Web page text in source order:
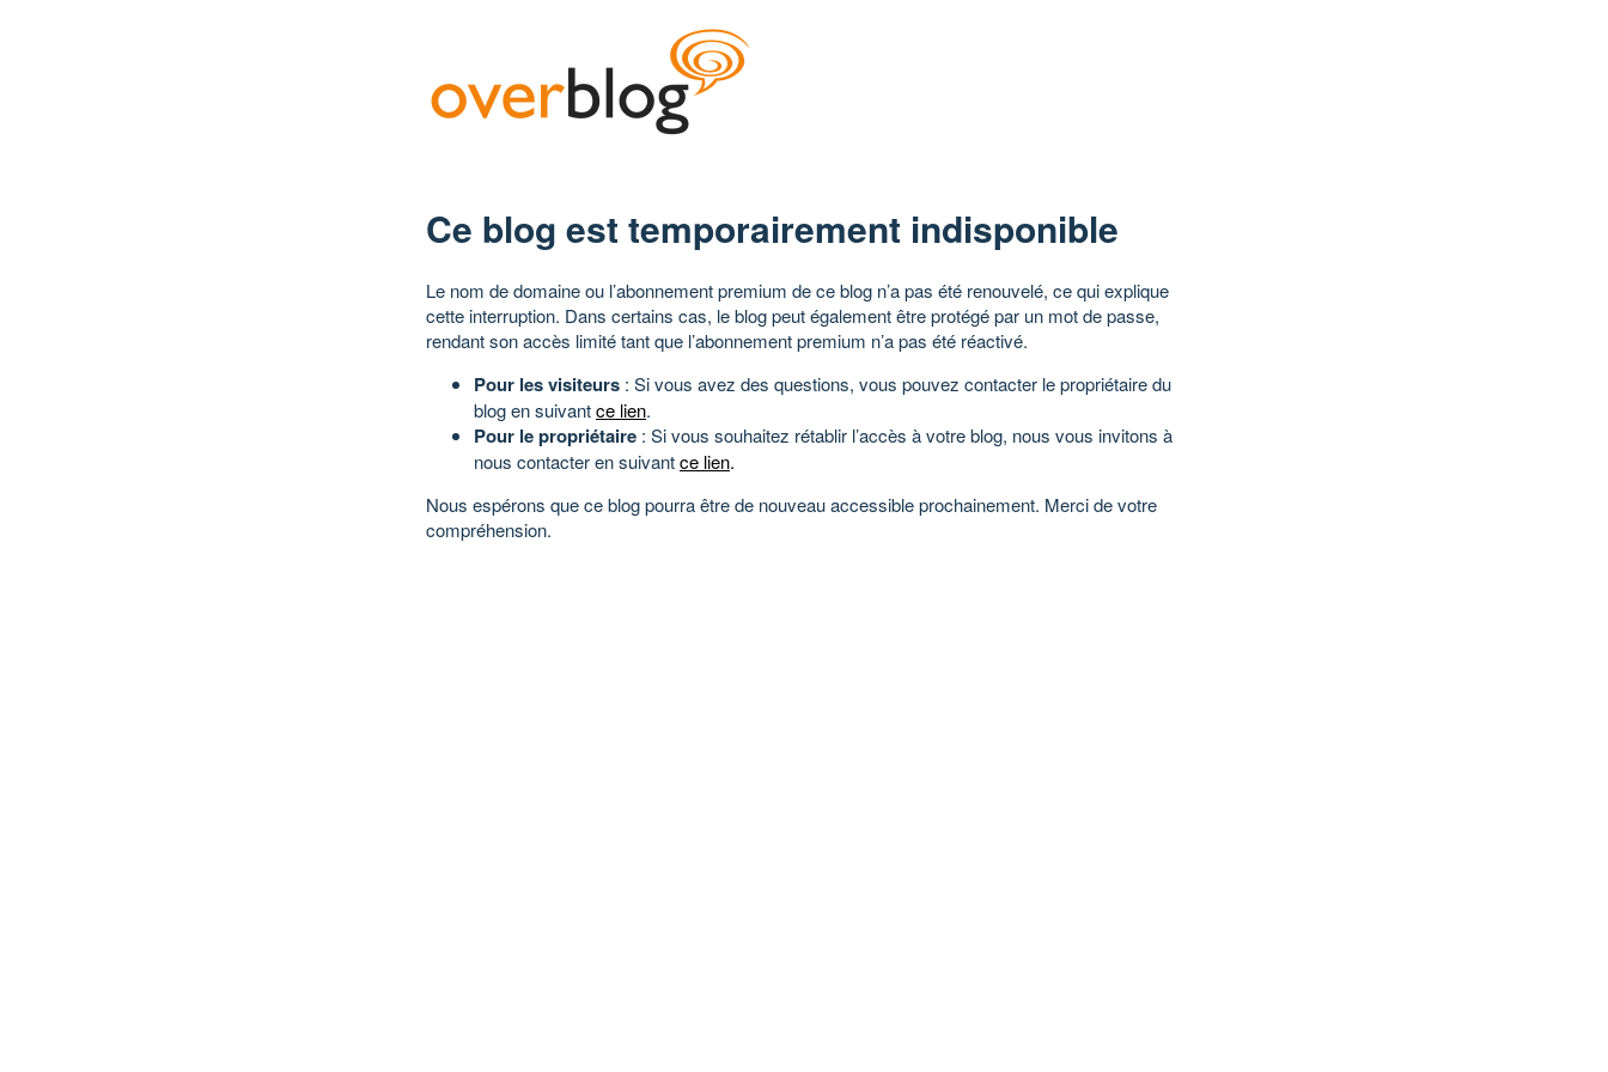
Ce blog est temporairement indisponible
Le nom de domaine ou l’abonnement premium de ce blog n’a pas été renouvelé, ce qui explique
cette interruption. Dans certains cas, le blog peut également être protégé par un mot de passe,
rendant son accès limité tant que l’abonnement premium n’a pas été réactivé.
Pour les visiteurs : Si vous avez des questions, vous pouvez contacter le propriétaire du
blog en suivantce lien.
Pour le propriétaire : Si vous souhaitez rétablir l’accès à votre blog, nous vous invitons à
nous contacter en suivantce lien.
Nous espérons que ce blog pourra être de nouveau accessible prochainement. Merci de votre
compréhension.